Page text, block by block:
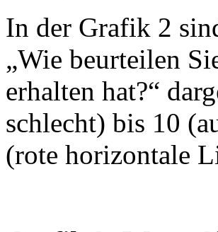
In der Grafik 2
„Wie beurteilen
erhalten hat?“
schlecht) bis 10
(rote horizontale